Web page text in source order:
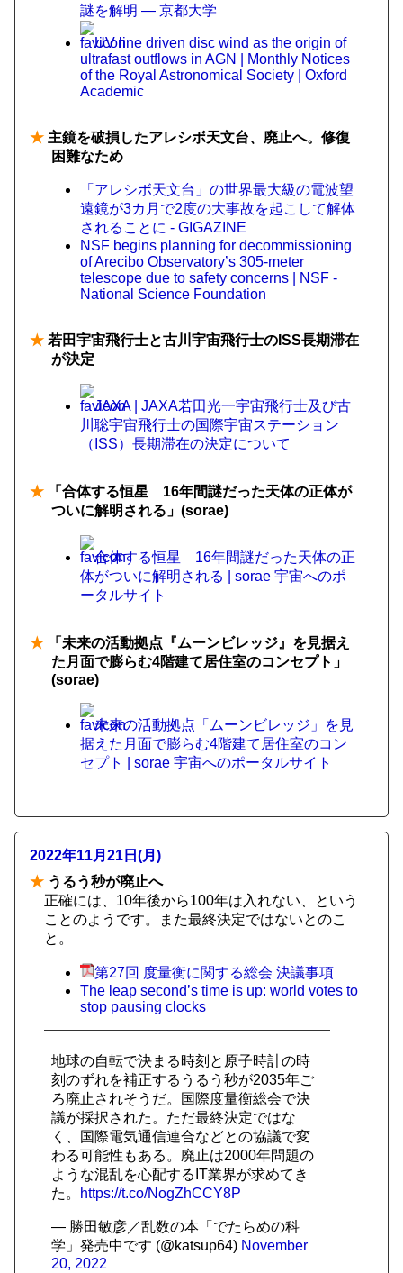
謎を解明 — 京都大学
UV line driven disc wind as the origin of
ultrafast outflows in AGN | Monthly Notices
of the Royal Astronomical Society | Oxford
Academic
★ 主鏡を破損したアレシボ天文台、廃止へ。修復
困難なため
「アレシボ天文台」の世界最大級の電波望
遠鏡が3カ月で2度の大事故を起こして解体
されることに - GIGAZINE
NSF begins planning for decommissioning
of Arecibo Observatory’s 305-meter
telescope due to safety concerns | NSF -
National Science Foundation
★ 若田宇宙飛行士と古川宇宙飛行士のISS長期滞在
が決定
JAXA | JAXA若田光一宇宙飛行士及び古
川聡宇宙飛行士の国際宇宙ステーション
（ISS）長期滞在の決定について
★ 「合体する恒星 16年間謎だった天体の正体が
ついに解明される」(sorae)
合体する恒星 16年間謎だった天体の正
体がついに解明される | sorae 宇宙へのポ
ータルサイト
★ 「未来の活動拠点『ムーンビレッジ』を見据え
た月面で膨らむ4階建て居住室のコンセプト」
(sorae)
未来の活動拠点「ムーンビレッジ」を見
据えた月面で膨らむ4階建て居住室のコン
セプト | sorae 宇宙へのポータルサイト
2022年11月21日(月)
★ うるう秒が廃止へ
正確には、10年後から100年は入れない、という
ことのようです。また最終決定ではないとのこ
と。
第27回 度量衡に関する総会 決議事項
The leap second’s time is up: world votes to
stop pausing clocks
地球の自転で決まる時刻と原子時計の時
刻のずれを補正するうるう秒が2035年ご
ろ廃止されそうだ。国際度量衡総会で決
議が採択された。ただ最終決定ではな
く、国際電気通信連合などとの協議で変
わる可能性もある。廃止は2000年問題の
ような混乱を心配するIT業界が求めてき
た。
https://t.co/NogZhCCY8P
— 勝田敏彦／乱数の本「でたらめの科
学」発売中です (@katsup64) November
20, 2022